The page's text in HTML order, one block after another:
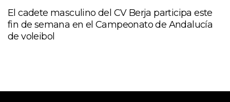
El cadete masculino del CV Berja participa este
fin de semana en el Campeonato de Andalucía
de voleibol